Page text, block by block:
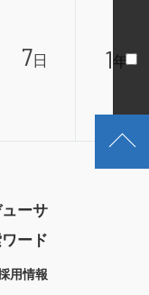
7 日 1年
ーサ
ード
用情報